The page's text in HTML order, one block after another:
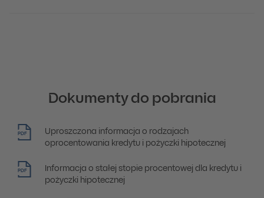
Dokumenty do pobrania
PDF
Uproszczona informacja o rodzajach
oprocentowania kredytu i pożyczki hipotecznej
PDF
Informacja o stałej stopie procentowej dla kredytu i
pożyczki hipotecznej